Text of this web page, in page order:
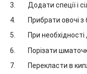
Додати спеції і
Прибрати овочі з
При
Порізати
Перекласти в